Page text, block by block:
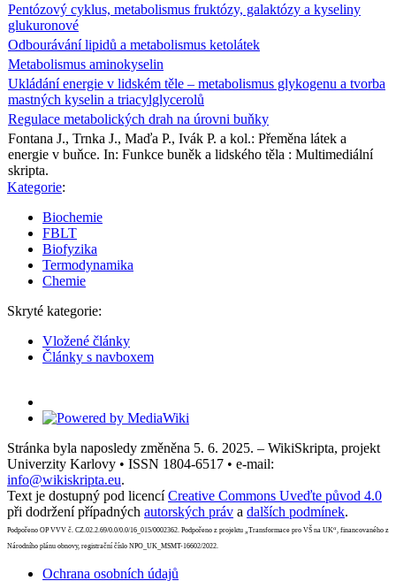
Pentózový cyklus, metabolismus fruktózy, galaktózy a kyseliny
glukuronové
Odbourávání lipidů a metabolismus ketolátek
Metabolismus aminokyselin
Ukládání energie v lidském těle – metabolismus glykogenu a tvorba
mastných kyselin a triacylglycerolů
Regulace metabolických drah na úrovni buňky
Fontana J., Trnka J., Maďa P., Ivák P. a kol.: Přeměna látek a
energie v buňce. In: Funkce buněk a lidského těla : Multimediální
skripta.
Kategorie:
Biochemie
FBLT
Biofyzika
Termodynamika
Chemie
Skryté kategorie:
Vložené články
Články s navboxem
Stránka byla naposledy změněna 5. 6. 2025. – WikiSkripta, projekt
Univerzity Karlovy • ISSN 1804-6517 • e-mail:
info@wikiskripta.eu.
Text je dostupný pod licencíCreative Commons Uveďte původ 4.0
při dodržení případných autorských práv a dalších podmínek.
Podpořeno OP VVV č. CZ.02.2.69/0.0/0.0/16_015/0002362. Podpořeno z projektu „Transformace pro VŠ na UK“, financovaného z
Národního plánu obnovy, registrační číslo NPO_UK_MSMT-16602/2022.
Ochrana osobních údajů